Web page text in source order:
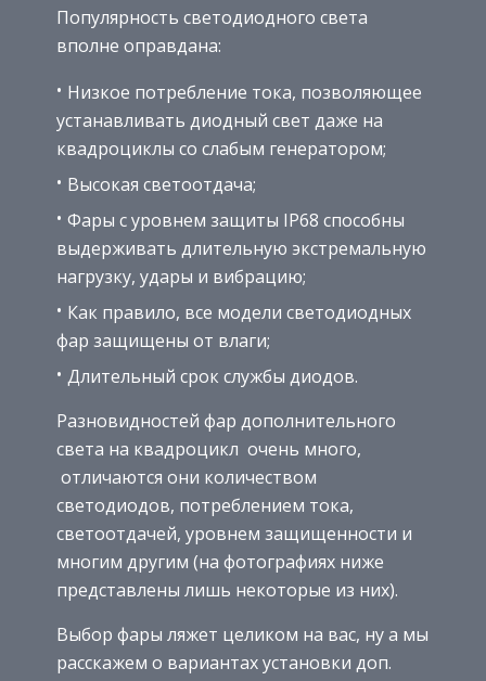
Популярность светодиодного света
вполне оправдана:
Низкое потребление тока, позволяющее
устанавливать диодный свет даже на
квадроциклы со слабым генератором;
Высокая светоотдача;
Фары с уровнем защиты IP68 способны
выдерживать длительную экстремальную
нагрузку, удары и вибрацию;
Как правило, все модели светодиодных
фар защищены от влаги;
Длительный срок службы диодов.
Разновидностей фар дополнительного
света на квадроцикл очень много,
отличаются они количеством
светодиодов, потреблением тока,
светоотдачей, уровнем защищенности и
многим другим (на фотографиях ниже
представлены лишь некоторые из них).
Выбор фары ляжет целиком на вас, ну а мы
расскажем о вариантах установки доп.